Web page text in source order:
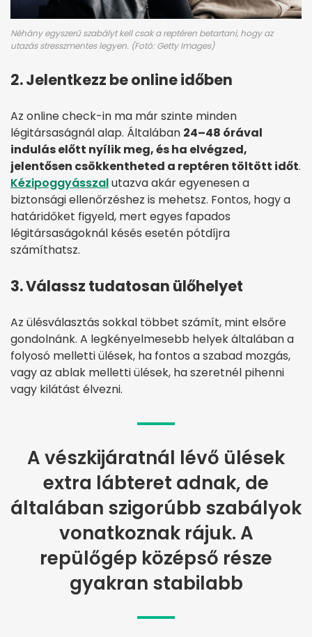
Néhány egyszerű szabályt kell csak a reptéren betartani, hogy az
utazás stresszmentes legyen. (Fotó: Getty Images)
2. Jelentkezz be online időben
Az online check-in ma már szinte minden
légitársaságnál alap. Általában 24–48 órával
indulás előtt nyílik meg, és ha elvégzed,
jelentősen csökkentheted a reptéren töltött időt.
Kézipoggyásszalutazva akár egyenesen a
biztonsági ellenőrzéshez is mehetsz. Fontos, hogy a
határidőket figyeld, mert egyes fapados
légitársaságoknál késés esetén pótdíjra
számíthatsz.
3. Válassz tudatosan ülőhelyet
Az ülésválasztás sokkal többet számít, mint elsőre
gondolnánk. A legkényelmesebb helyek általában a
folyosó melletti ülések, ha fontos a szabad mozgás,
vagy az ablak melletti ülések, ha szeretnél pihenni
vagy kilátást élvezni.
A vészkijáratnál lévő ülések
extra lábteret adnak, de
általában szigorúbb szabályok
vonatkoznak rájuk. A
repülőgép középső része
gyakran stabilabb